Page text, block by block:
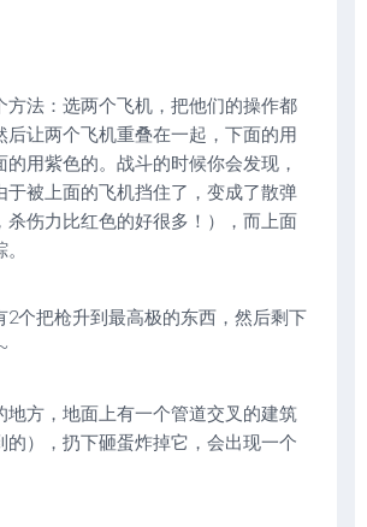
方法：选两个飞机，把他们的操作都
后让两个飞机重叠在一起，下面的用
用紫色的。战斗的时候你会发现，
于被上面的飞机挡住了，变成了散弹
杀伤力比红色的好很多！），而上面
2个把枪升到最高极的东西，然后剩下
地方，地面上有一个管道交叉的建筑
的），扔下砸蛋炸掉它，会出现一个